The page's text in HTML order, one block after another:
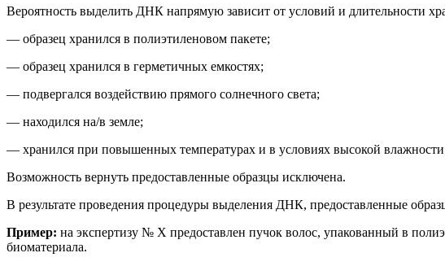
Вероятность выделить ДНК напрямую зависит от условий и длительности
— образец хранился в полиэтиленовом пакете;
— образец хранился в герметичных емкостях;
— подвергался воздействию прямого солнечного света;
— находился на/в земле;
— хранился при повышенных температурах и в условиях высокой
Возможность вернуть предоставленные образцы исключена.
В результате проведения процедуры выделения ДНК, предоставленные
Пример: на экспертизу № Х предоставлен пучок волос, упакованный в
биоматериала.